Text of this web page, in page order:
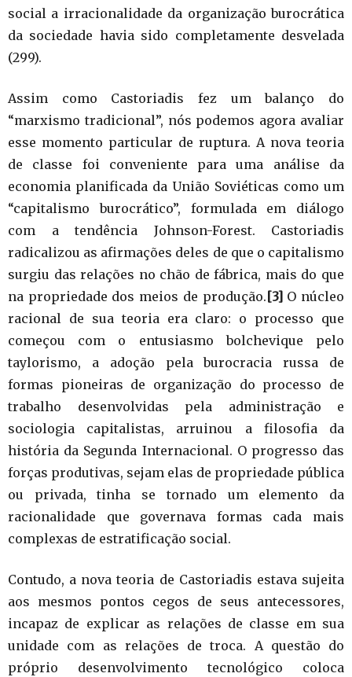
social a irracionalidade da organização burocrática
da sociedade havia sido completamente desvelada
(299).
Assim como Castoriadis fez um balanço do
“marxismo tradicional”, nós podemos agora avaliar
esse momento particular de ruptura. A nova teoria
de classe foi conveniente para uma análise da
economia planificada da União Soviéticas como um
“capitalismo burocrático”, formulada em diálogo
com a tendência Johnson-Forest. Castoriadis
radicalizou as afirmações deles de que o capitalismo
surgiu das relações no chão de fábrica, mais do que
na propriedade dos meios de produção.[3]O núcleo
racional de sua teoria era claro: o processo que
começou com o entusiasmo bolchevique pelo
taylorismo, a adoção pela burocracia russa de
formas pioneiras de organização do processo de
trabalho desenvolvidas pela administração e
sociologia capitalistas, arruinou a filosofia da
história da Segunda Internacional. O progresso das
forças produtivas, sejam elas de propriedade pública
ou privada, tinha se tornado um elemento da
racionalidade que governava formas cada mais
complexas de estratificação social.
Contudo, a nova teoria de Castoriadis estava sujeita
aos mesmos pontos cegos de seus antecessores,
incapaz de explicar as relações de classe em sua
unidade com as relações de troca. A questão do
próprio desenvolvimento tecnológico coloca